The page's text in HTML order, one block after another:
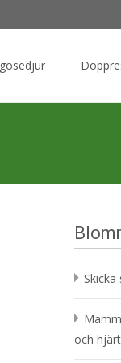
och